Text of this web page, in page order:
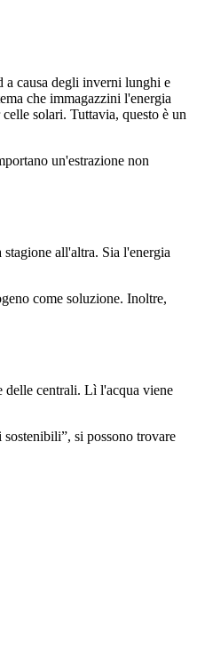
a causa degli inverni lunghi e
che immagazzini l'energia
solari. Tuttavia, questo è un
un'estrazione non
all'altra. Sia l'energia
come soluzione. Inoltre,
delle centrali. Lì l'acqua viene
si possono trovare